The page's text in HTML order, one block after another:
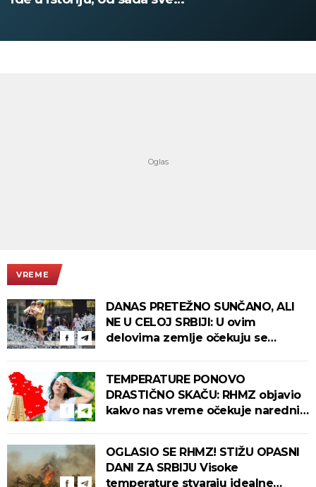
VREME
DANAS PRETEŽNO SUNČANO, ALI
NE U CELOJ SRBIJI: U ovim
delovima zemlje očekuju se
TEMPERATURE PONOVO
DRASTIČNO SKAČU: RHMZ objavio
kakvo nas vreme očekuje narednih
OGLASIO SE RHMZ! STIŽU OPASNI
DANI ZA SRBIJU Visoke
temperature stvaraju idealne